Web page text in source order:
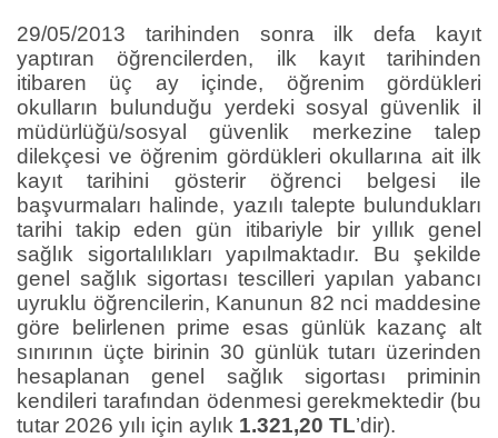
29/05/2013 tarihinden sonra ilk defa kayıt
yaptıran öğrencilerden, ilk kayıt tarihinden
itibaren üç ay içinde, öğrenim gördükleri
okulların bulunduğu yerdeki sosyal güvenlik il
müdürlüğü/sosyal güvenlik merkezine talep
dilekçesi ve öğrenim gördükleri okullarına ait ilk
kayıt tarihini gösterir öğrenci belgesi ile
başvurmaları halinde, yazılı talepte bulundukları
tarihi takip eden gün itibariyle bir yıllık genel
sağlık sigortalılıkları yapılmaktadır. Bu şekilde
genel sağlık sigortası tescilleri yapılan yabancı
uyruklu öğrencilerin, Kanunun 82 nci maddesine
göre belirlenen prime esas günlük kazanç alt
sınırının üçte birinin 30 günlük tutarı üzerinden
hesaplanan genel sağlık sigortası priminin
kendileri tarafından ödenmesi gerekmektedir (bu
tutar 2026 yılı için aylık 1.321,20 TL’dir).